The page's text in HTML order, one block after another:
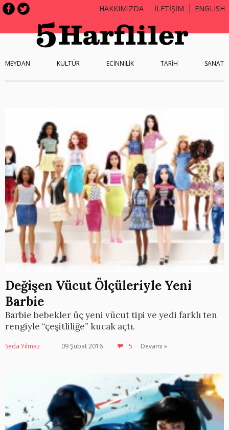
HAKKIMIZDA İLETİŞİM ENGLISH
MEYDAN KÜLTÜR ECİNNİLİK TARİH SANAT
Değişen Vücut Ölçüleriyle Yeni
Barbie
Barbie bebekler üç yeni vücut tipi ve yedi farklı ten
rengiyle “çeşitliliğe” kucak açtı.
Seda Yılmaz 09 Şubat 2016 5 Devamı »